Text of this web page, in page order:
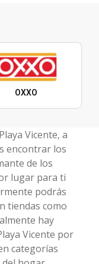
OXXO
Vicente, a
encontrar los
de los
lugar para ti
podrás
tiendas como
hay
Vicente por
categorías